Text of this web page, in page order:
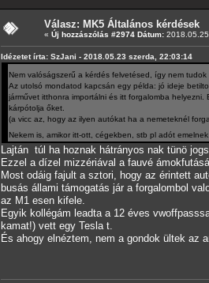
Válasz: MK5 Általános kérdések
« Új hozzászólás #2974 Dátum:
Idézetet írta: SzJani - 2018.05.23 szerda, 22:03:14
Nem valóságszerű a kérdés felvetésed, így nem
Az utolsó mondatod kapcsán egy példa: jó ideje
járművet itthonra importálni és itt forgalomba
kárpótolja őket.
(a vicc az, hogy az ilyen autókat ha a nemeteknél
Nekem is, amikor itt-ott, cégekben, stb pl adót
Lajtán túl ha hoznak hátrányos nak tünö
Ezzel a dízel mizzériával a fauvé
Most odáig fajult a sztori, hogy az érintett
busás állami támogatás jár a forgalombol
az M1 esen kifele.
Egyik kollégám leadta a 12 éves
kamat!) vett egy Tesla t.
És ahogy elnéztem, nem a gondok ültek az